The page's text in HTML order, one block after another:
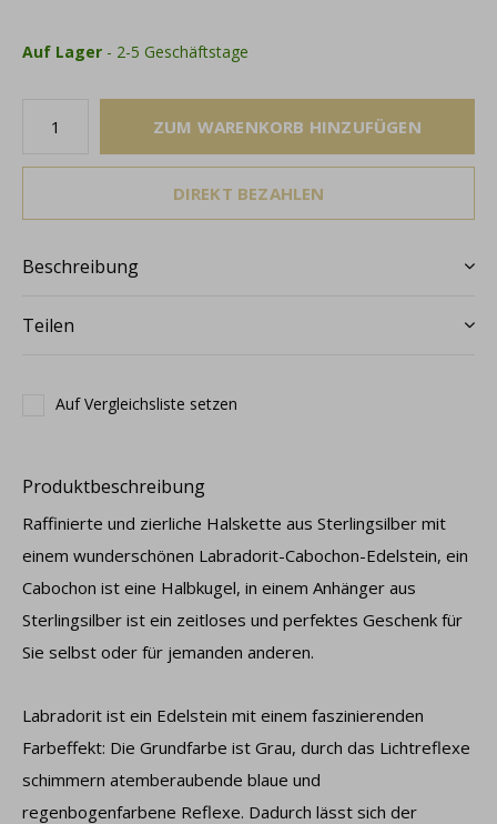
Auf Lager - 2-5 Geschäftstage
ZUM WARENKORB HINZUFÜGEN
DIREKT BEZAHLEN
Beschreibung
Teilen
Auf Vergleichsliste setzen
Produktbeschreibung
Raffinierte und zierliche Halskette aus Sterlingsilber mit
einem wunderschönen Labradorit-Cabochon-Edelstein, ein
Cabochon ist eine Halbkugel, in einem Anhänger aus
Sterlingsilber ist ein zeitloses und perfektes Geschenk für
Sie selbst oder für jemanden anderen.
Labradorit ist ein Edelstein mit einem faszinierenden
Farbeffekt: Die Grundfarbe ist Grau, durch das Lichtreflexe
schimmern atemberaubende blaue und
regenbogenfarbene Reflexe. Dadurch lässt sich der